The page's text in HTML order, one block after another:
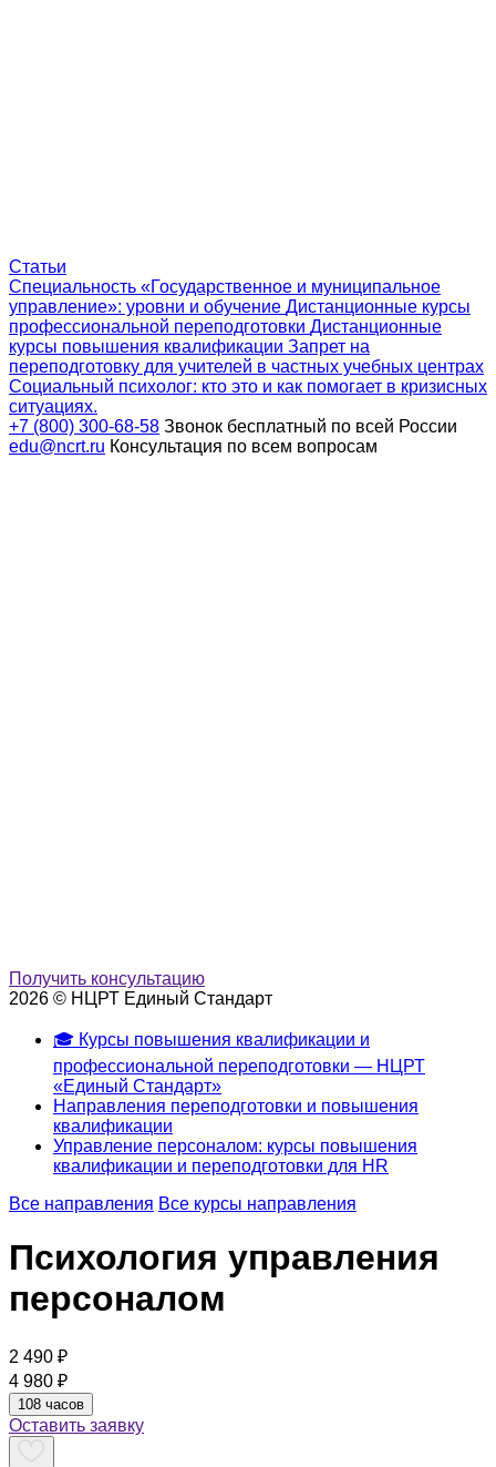
Статьи
Специальность «Государственное и муниципальное
управление»: уровни и обучение Дистанционные курсы
профессиональной переподготовки Дистанционные
курсы повышения квалификации Запрет на
переподготовку для учителей в частных учебных центрах
Социальный психолог: кто это и как помогает в кризисных
ситуациях.
+7 (800) 300-68-58 Звонок бесплатный по всей России
edu@ncrt.ru Консультация по всем вопросам
Получить консультацию
2026 © НЦРТ Единый Стандарт
🎓 Курсы повышения квалификации и
профессиональной переподготовки — НЦРТ
«Единый Стандарт»
Направления переподготовки и повышения
квалификации
Управление персоналом: курсы повышения
квалификации и переподготовки для HR
Все направления Все курсы направления
Психология управления
персоналом
2 490 ₽
4 980 ₽
108 часов
Оставить заявку